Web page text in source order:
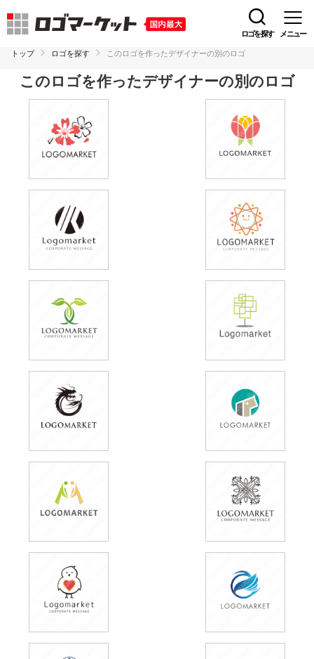
ロゴを探す メニュー
トップ ロゴを探す このロゴを作ったデザイナーの別のロゴ
このロゴを作ったデザイナーの別のロゴ